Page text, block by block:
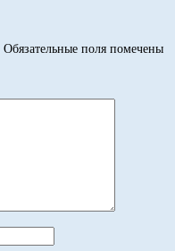
Обязательные поля помечены